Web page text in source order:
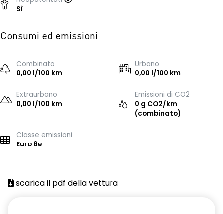
Sì
Consumi ed emissioni
Combinato
0,00 l/100 km
Urbano
0,00 l/100 km
Extraurbano
0,00 l/100 km
Emissioni di CO2
0 g CO2/km
(combinato)
Classe emissioni
Euro 6e
scarica il pdf della vettura